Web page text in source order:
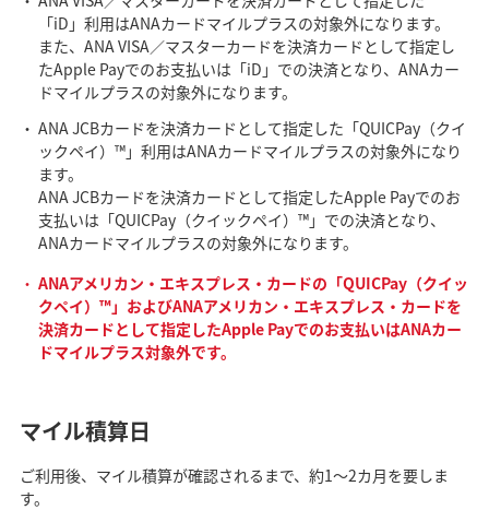
「iD」利用はANAカードマイルプラスの対象外になります。
また、ANA VISA／マスターカードを決済カードとして指定し
たApple Payでのお支払いは「iD」での決済となり、ANAカー
ドマイルプラスの対象外になります。
ANA JCBカードを決済カードとして指定した「QUICPay（クイ
ックペイ）™」利用はANAカードマイルプラスの対象外になり
ます。
ANA JCBカードを決済カードとして指定したApple Payでのお
支払いは「QUICPay（クイックペイ）™」での決済となり、
ANAカードマイルプラスの対象外になります。
ANAアメリカン・エキスプレス・カードの「QUICPay（クイッ
クペイ）™」およびANAアメリカン・エキスプレス・カードを
決済カードとして指定したApple Payでのお支払いはANAカー
ドマイルプラス対象外です。
マイル積算日
ご利用後、マイル積算が確認されるまで、約1～2カ月を要しま
す。